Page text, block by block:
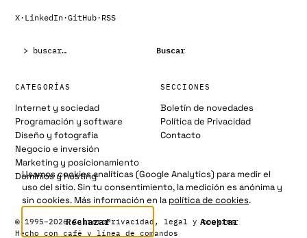
X· LinkedIn·GitHub· RSS
Buscar
CATEGORÍAS
Internet y sociedad
Programación y software
Diseño y fotografía
Negocio e inversión
Marketing y posicionamiento
Dominios y hosting
SECCIONES
Boletín de novedades
Política de Privacidad
Contacto
© 1995–2026 CarreroPrivacidad, legal y cookies
Hecho con café y línea de comandos
Usamos cookies analíticas (Google Analytics) para medir el
uso del sitio. Sin tu consentimiento, la medición es anónima y
sin cookies. Más información en lapolítica de cookies.
Rechazar Aceptar